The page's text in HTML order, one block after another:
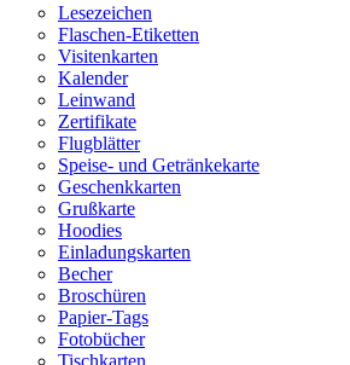
Lesezeichen
Flaschen-Etiketten
Visitenkarten
Kalender
Leinwand
Zertifikate
Flugblätter
Speise- und Getränkekarte
Geschenkkarten
Grußkarte
Hoodies
Einladungskarten
Becher
Broschüren
Papier-Tags
Fotobücher
Tischkarten